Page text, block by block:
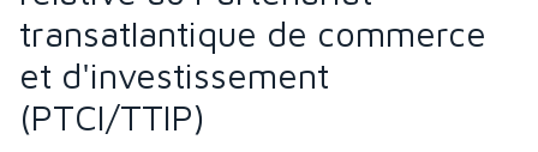
transatlantique de commerce
et d'investissement
(PTCI/TTIP)